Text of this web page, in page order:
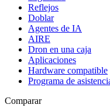
Reflejos
Doblar
Agentes de IA
AIRE
Dron en una caja
Aplicaciones
Hardware compatible
Programa de
Comparar